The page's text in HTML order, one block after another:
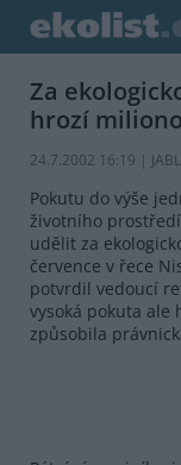
Za
hrozí
24.7.2002 16:19 |
Pokutu do výše
životního prostředí
udělit za
července v řece
potvrdil vedoucí
vysoká pokuta
způsobila